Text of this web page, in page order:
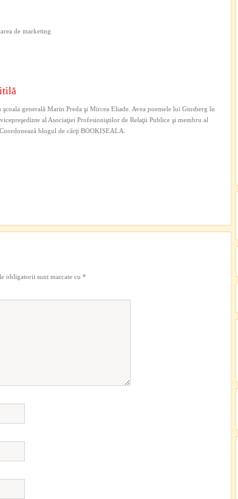
de marketing
generală Marin Preda şi Mircea Eliade. Avea poemele lui Ginsberg în
al Asociaţiei Profesioniştilor de Relaţii Publice şi membru al
blogul de cărţi BOOKISEALA.
obligatorii sunt marcate cu *